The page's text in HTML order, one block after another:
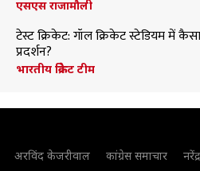
एसएस राजामौली
टेस्ट क्रिकेट: गॉल क्रिकेट स्टेडियम में
प्रदर्शन?
भारतीय क्रिकेट टीम
अरविंद केजरीवाल कांग्रेस समाचार